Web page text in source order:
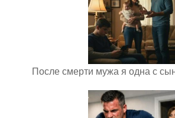
После смерти мужа я одна с